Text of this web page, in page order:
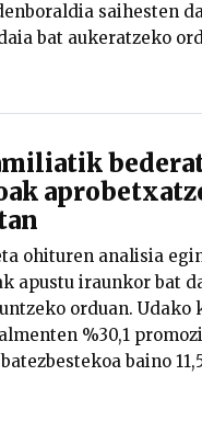
saihesten
bat aukeratzeko
ohituren analisia
apustu iraunkor bat
orduan. Udako
%30,1
baino